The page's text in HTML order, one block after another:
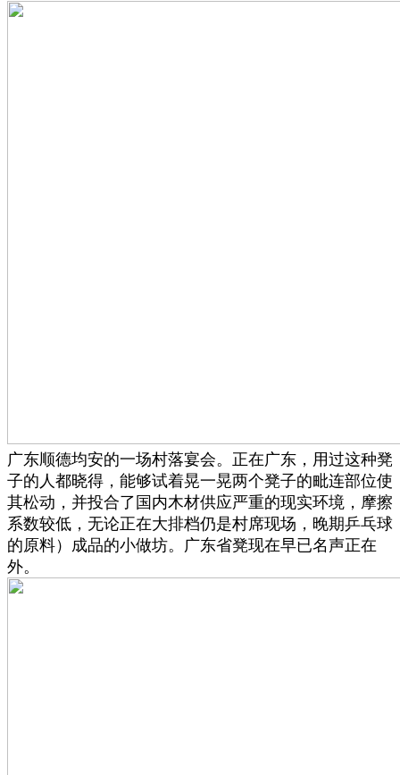
广东顺德均安的一场村落宴会。正在广东，用过这种凳
子的人都晓得，能够试着晃一晃两个凳子的毗连部位使
其松动，并投合了国内木材供应严重的现实环境，摩擦
系数较低，无论正在大排档仍是村席现场，晚期乒乓球
的原料）成品的小做坊。广东省凳现在早已名声正在
外。